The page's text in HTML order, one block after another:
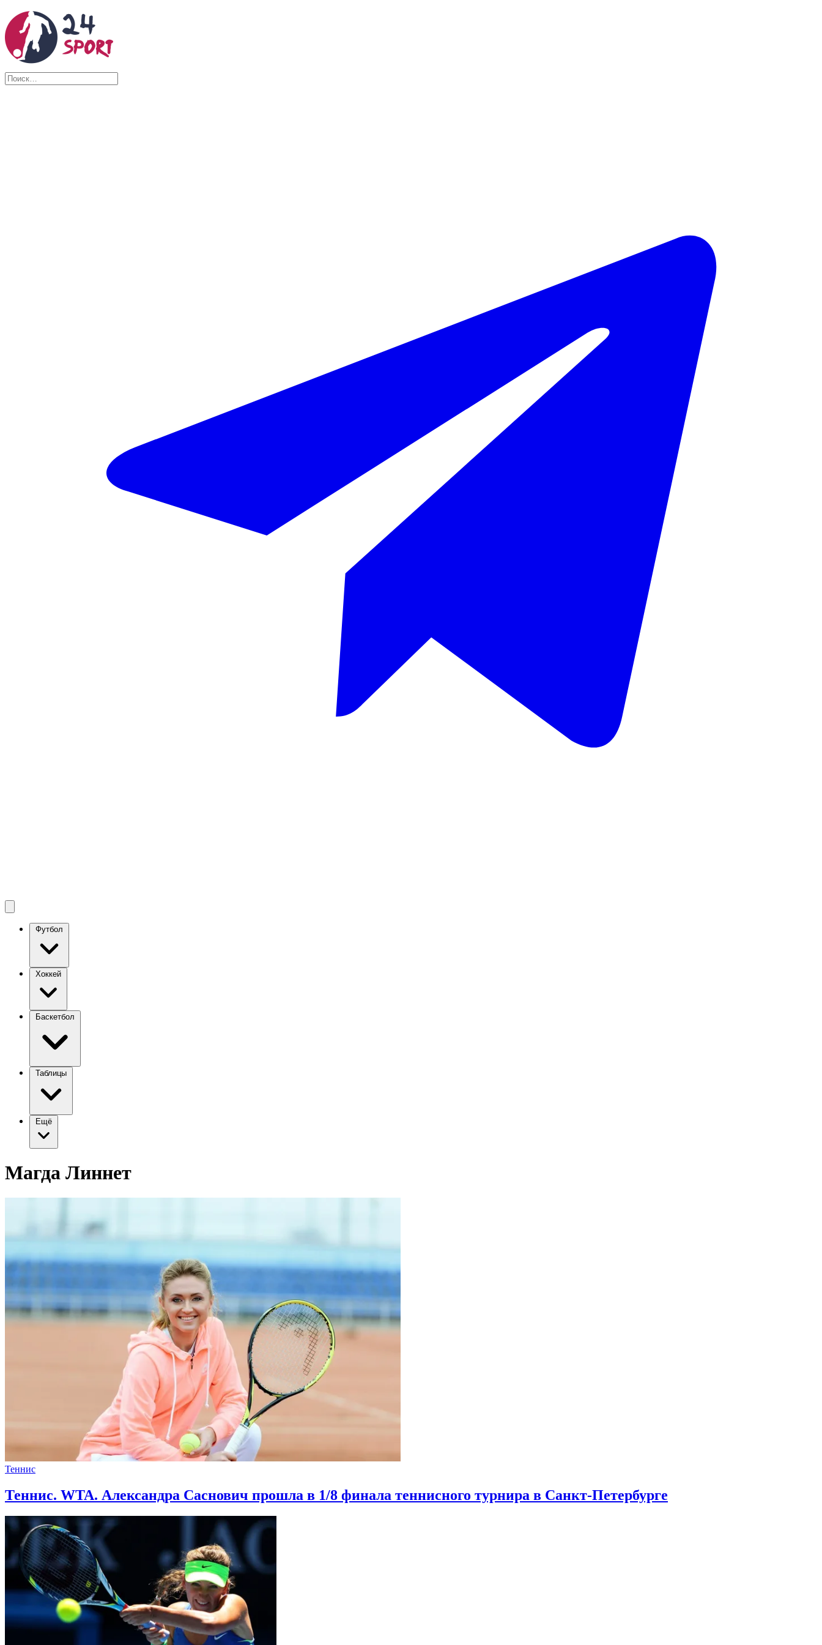
Футбол
Хоккей
Баскетбол
Таблицы
Ещё
Магда Линнет
Теннис
Теннис. WTA. Александра Саснович прошла в 1/8 финала теннисного турнира в Санкт-Петербурге